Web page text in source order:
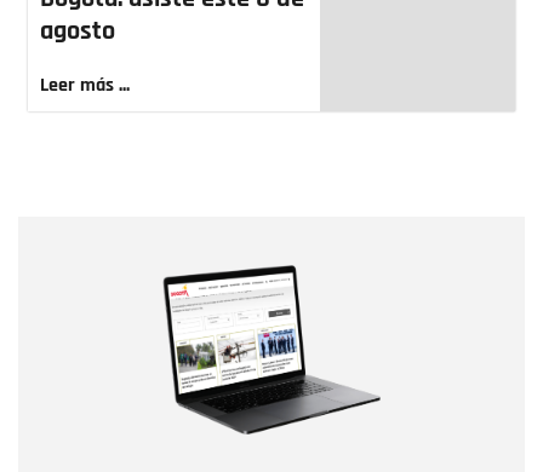
agosto
Leer más ...
Correo electrónico
Tipo de comentario